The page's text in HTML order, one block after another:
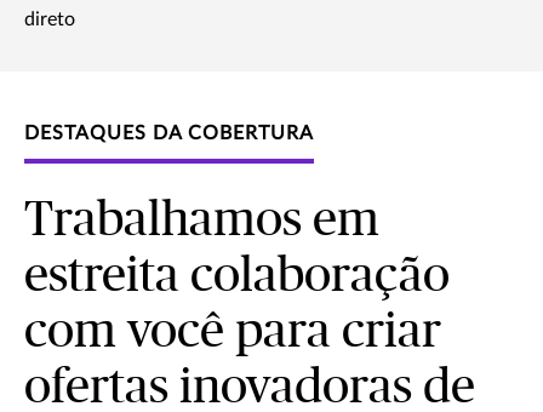
direto
DESTAQUES DA COBERTURA
Trabalhamos em
estreita colaboração
com você para criar
ofertas inovadoras de